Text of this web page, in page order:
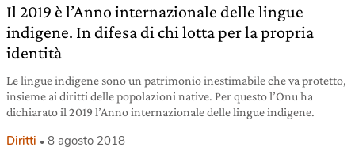
Il 2019 è l’Anno internazionale delle lingue
indigene. In difesa di chi lotta per la propria
identità
Le lingue indigene sono un patrimonio inestimabile che va protetto,
insieme ai diritti delle popolazioni native. Per questo l’Onu ha
dichiarato il 2019 l’Anno internazionale delle lingue indigene.
Diritti 8 agosto 2018